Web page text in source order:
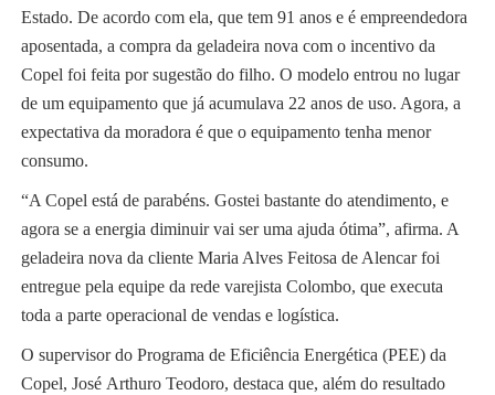
Estado. De acordo com ela, que tem 91 anos e é empreendedora
aposentada, a compra da geladeira nova com o incentivo da
Copel foi feita por sugestão do filho. O modelo entrou no lugar
de um equipamento que já acumulava 22 anos de uso. Agora, a
expectativa da moradora é que o equipamento tenha menor
consumo.
“A Copel está de parabéns. Gostei bastante do atendimento, e
agora se a energia diminuir vai ser uma ajuda ótima”, afirma. A
geladeira nova da cliente Maria Alves Feitosa de Alencar foi
entregue pela equipe da rede varejista Colombo, que executa
toda a parte operacional de vendas e logística.
O supervisor do Programa de Eficiência Energética (PEE) da
Copel, José Arthuro Teodoro, destaca que, além do resultado